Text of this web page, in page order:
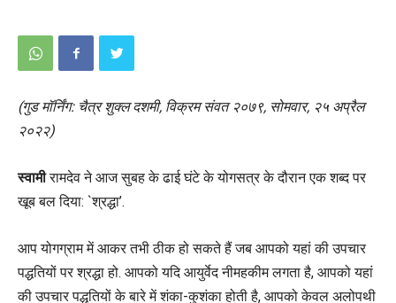
(गुड मॉर्निंग: चैत्र शुक्ल दशमी, विक्रम संवत २०७९, सोमवार, २५ अप्रैल
२०२२)
स्वामीरामदेव ने आज सुबह के ढाई घंटे के योगसत्र के दौरान एक शब्द पर
खूब बल दिया: `श्रद्धा’.
आप योगग्राम में आकर तभी ठीक हो सकते हैं जब आपको यहां की उपचार
पद्धतियों पर श्रद्धा हो. आपको यदि आयुर्वेद नीमहकीम लगता है, आपको यहां
की उपचार पद्धतियों के बारे में शंका-कुशंका होती है, आपको केवल अलोपथी